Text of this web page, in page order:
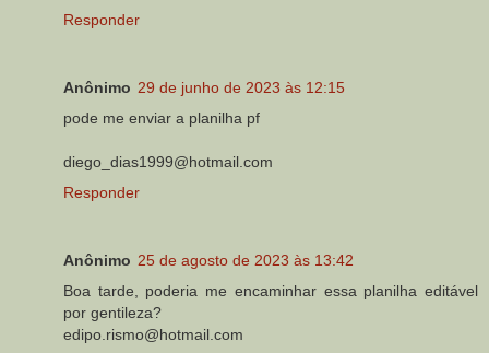
Responder
Anônimo 29 de junho de 2023 às 12:15
pode me enviar a planilha pf
diego_dias1999@hotmail.com
Responder
Anônimo 25 de agosto de 2023 às 13:42
Boa tarde, poderia me encaminhar essa planilha editável
por gentileza?
edipo.rismo@hotmail.com